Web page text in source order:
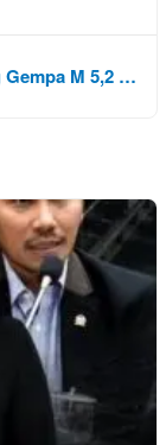
Gempa M 5,2 …